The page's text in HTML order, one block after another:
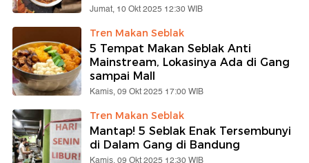
Jumat, 10 Okt 2025 12:30 WIB
Tren Makan Seblak
5 Tempat Makan Seblak Anti
Mainstream, Lokasinya Ada di Gang
sampai Mall
Kamis, 09 Okt 2025 17:00 WIB
Tren Makan Seblak
Mantap! 5 Seblak Enak Tersembunyi
di Dalam Gang di Bandung